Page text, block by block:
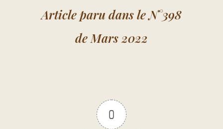
Article paru dans le N°398
de Mars 2022
0